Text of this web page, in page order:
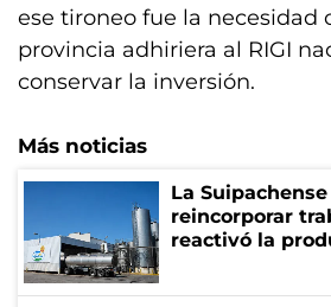
ese tironeo fue la necesidad
provincia adhiriera al RIGI
conservar la inversión.
Más noticias
La
reincorporar
reactivó la